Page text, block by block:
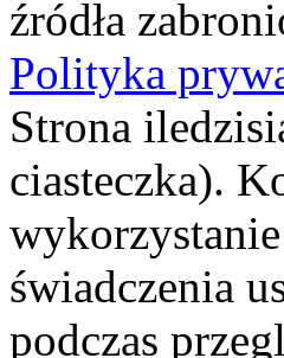
źródła
Polityka
Strona
ciasteczka).
świadczenia
podczas